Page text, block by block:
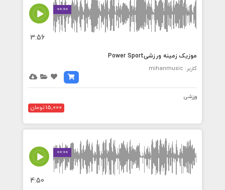
00:00
3:56
موزیک زمینه ورزشیPower Sport
کاربر: mihanmusic
ورزشی
15,000 تومان
00:00
4:50